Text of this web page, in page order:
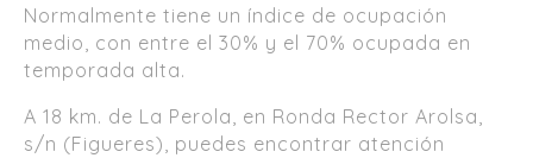
Normalmente tiene un índice de ocupación
medio, con entre el 30% y el 70% ocupada en
temporada alta.
A 18 km. de La Perola, en Ronda Rector Arolsa,
s/n (Figueres), puedes encontrar atención